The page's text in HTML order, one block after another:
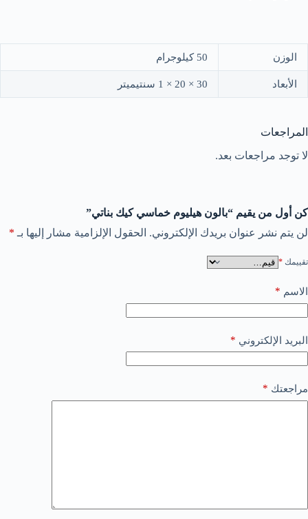
الوزن 50 كيلوجرام
الأبعاد 30 × 20 × 1 سنتيميتر
المراجعات
لا توجد مراجعات بعد.
كن أول من يقيم “بالون هيليوم خماسي كيك بناتي”
لن يتم نشر عنوان بريدك الإلكتروني. الحقول الإلزامية مشار إليها بـ *
تقييمك *
الاسم *
البريد الإلكتروني *
مراجعتك *